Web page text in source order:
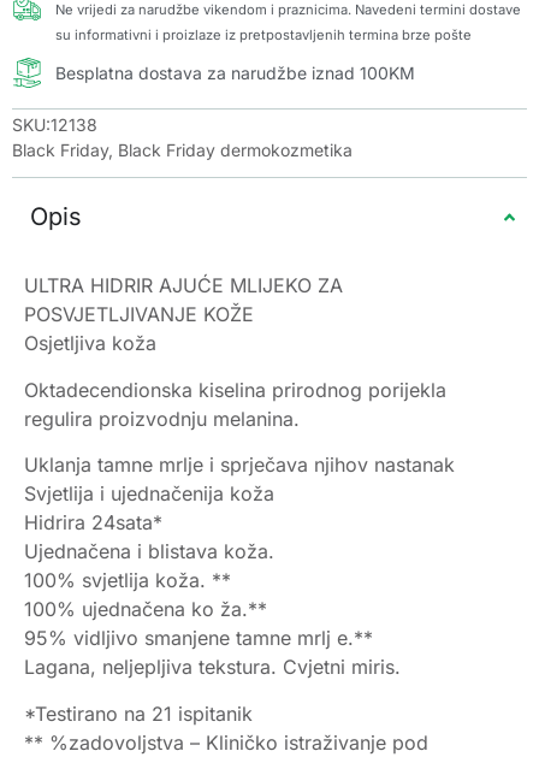
Ne vrijedi za narudžbe vikendom i praznicima. Navedeni termini dostave
su informativni i proizlaze iz pretpostavljenih termina brze pošte
Besplatna dostava za narudžbe iznad 100KM
SKU:12138
Black Friday, Black Friday dermokozmetika
Opis
ULTRA HIDRIR AJUĆE MLIJEKO ZA
POSVJETLJIVANJE KOŽE
Osjetljiva koža
Oktadecendionska kiselina prirodnog porijekla
regulira proizvodnju melanina.
Uklanja tamne mrlje i sprječava njihov nastanak
Svjetlija i ujednačenija koža
Hidrira 24sata*
Ujednačena i blistava koža.
100% svjetlija koža. **
100% ujednačena ko ža.**
95% vidljivo smanjene tamne mrlj e.**
Lagana, neljepljiva tekstura. Cvjetni miris.
*Testirano na 21 ispitanik
** %zadovoljstva – Kliničko istraživanje pod